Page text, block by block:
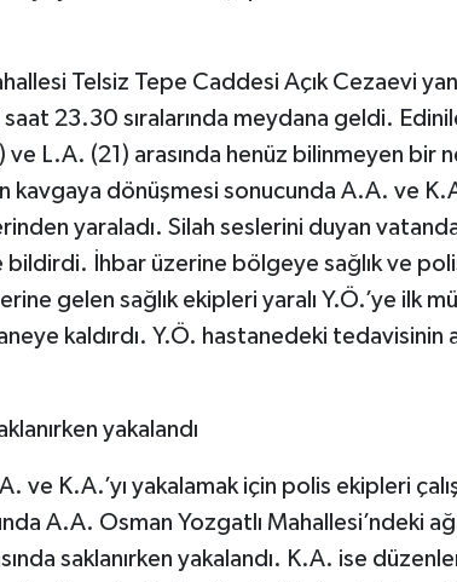
Telsiz Tepe Caddesi Açık Cezaevi
23.30 sıralarında meydana geldi.
L.A. (21) arasında henüz bilinmeyen bir
kavgaya dönüşmesi sonucunda A.A. ve
yaraladı. Silah seslerini duyan
bildirdi. İhbar üzerine bölgeye sağlık ve
gelen sağlık ekipleri yaralı Y.Ö.’ye ilk
kaldırdı. Y.Ö. hastanedeki tedavisinin
yakalandı
ve K.A.’yı yakalamak için polis ekipleri
A.A. Osman Yozgatlı Mahallesi’ndeki
saklanırken yakalandı. K.A. ise